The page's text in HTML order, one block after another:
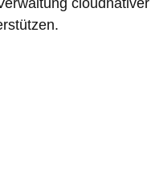
cloudnativer